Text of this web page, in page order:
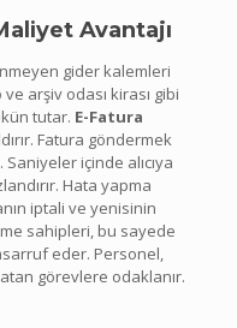
Avantajı
gider kalemleri
arşiv odası kirası gibi
tutar. E-Fatura
Fatura göndermek
içinde alıcıya
Hata yapma
iptali ve yenisinin
sahipleri, bu sayede
eder. Personel,
görevlere odaklanır.